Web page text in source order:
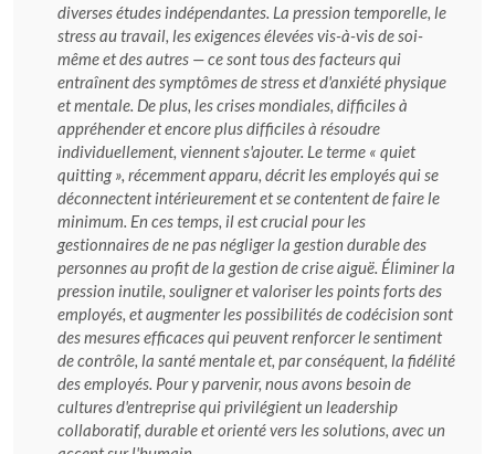
diverses études indépendantes. La pression temporelle, le
stress au travail, les exigences élevées vis-à-vis de soi-
même et des autres — ce sont tous des facteurs qui
entraînent des symptômes de stress et d'anxiété physique
et mentale. De plus, les crises mondiales, difficiles à
appréhender et encore plus difficiles à résoudre
individuellement, viennent s'ajouter. Le terme « quiet
quitting », récemment apparu, décrit les employés qui se
déconnectent intérieurement et se contentent de faire le
minimum. En ces temps, il est crucial pour les
gestionnaires de ne pas négliger la gestion durable des
personnes au profit de la gestion de crise aiguë. Éliminer la
pression inutile, souligner et valoriser les points forts des
employés, et augmenter les possibilités de codécision sont
des mesures efficaces qui peuvent renforcer le sentiment
de contrôle, la santé mentale et, par conséquent, la fidélité
des employés. Pour y parvenir, nous avons besoin de
cultures d'entreprise qui privilégient un leadership
collaboratif, durable et orienté vers les solutions, avec un